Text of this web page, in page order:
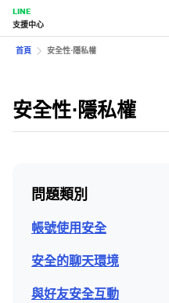
LINE
支援中心
首頁 安全性⋅隱私權
安全性⋅隱私權
問題類別
帳號使用安全
安全的聊天環境
與好友安全互動